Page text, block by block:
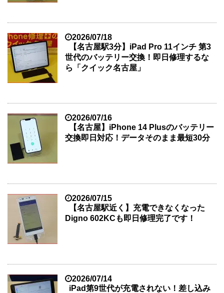
2026/07/18
【名古屋駅3分】iPad Pro 11インチ 第3
世代のバッテリー交換！即日修理するな
ら「クイック名古屋」
2026/07/16
【名古屋】iPhone 14 Plusのバッテリー
交換即日対応！データそのまま最短30分
2026/07/15
【名古屋駅近く】充電できなくなった
Digno 602KCも即日修理完了です！
2026/07/14
iPad第9世代が充電されない！差し込み